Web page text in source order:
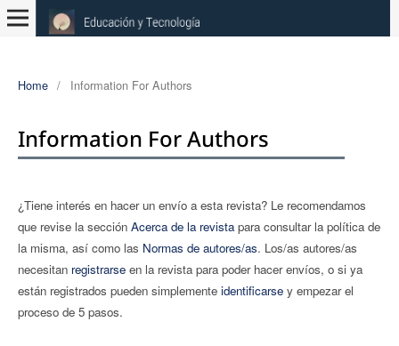
Home / Information For Authors
Information For Authors
¿Tiene interés en hacer un envío a esta revista? Le recomendamos
que revise la sección Acerca de la revistapara consultar la polí­tica de
la misma, así­ como las Normas de autores/as. Los/as autores/as
necesitan registrarseen la revista para poder hacer enví­os, o si ya
están registrados pueden simplemente identificarsey empezar el
proceso de 5 pasos.